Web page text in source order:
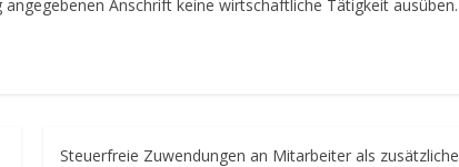
Anschrift keine wirtschaftliche Tätigkeit ausüben.
Steuerfreie Zuwendungen an Mitarbeiter als zusätzliche